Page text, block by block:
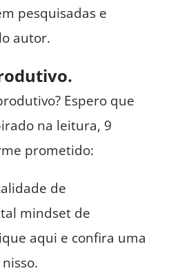
pesquisadas e
autor.
Espero que
na leitura, 9
prometido:
de
mindset de
aqui e confira uma